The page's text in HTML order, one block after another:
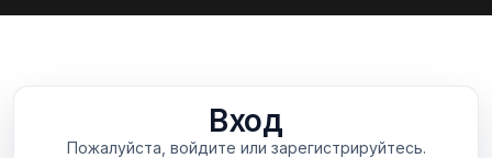
Вход
Пожалуйста, войдите или зарегистрируйтесь.